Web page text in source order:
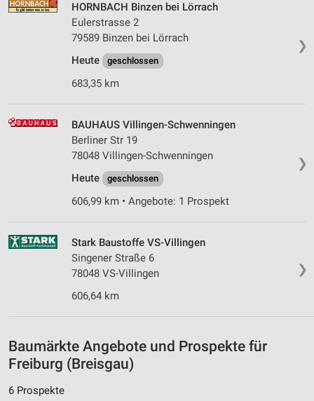
❯
HORNBACH Binzen bei Lörrach
Eulerstrasse 2
79589 Binzen bei Lörrach
Heute
geschlossen
683,35 km
❯
BAUHAUS Villingen-Schwenningen
Berliner Str 19
78048 Villingen-Schwenningen
Heute
geschlossen
606,99 km • Angebote: 1 Prospekt
❯
Stark Baustoffe VS-Villingen
Singener Straße 6
78048 VS-Villingen
606,64 km
Baumärkte Angebote und Prospekte für
Freiburg (Breisgau)
6 Prospekte
Verwendung von Profilen zur Auswahl
personalisierter Werbung
von Inhalten
Verwendung von Profilen zur Auswahl
Messung der Werbeleistung
Messung der Performance von Inhalten
Analyse von Zielgruppen durch Statistiken oder
Kombinationen von Daten aus verschiedenen
Entwicklung und Verbesserung der Angebote
Verwendung reduzierter Daten zur Auswahl von
IAB-Besonderheiten:
Geräte anhand von aktiv angeforderten
Informationen identifizieren
Nicht-IAB-Verarbeitungszwecke: